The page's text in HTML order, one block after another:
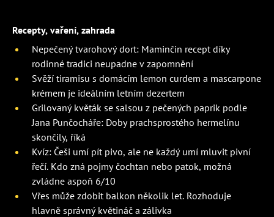
Recepty, vaření, zahrada
Nepečený tvarohový dort: Maminčin recept díky
rodinné tradici neupadne v zapomnění
Svěží tiramisu s domácím lemon curdem a mascarpone
krémem je ideálním letním dezertem
Grilovaný květák se salsou z pečených paprik podle
Jana Punčocháře: Doby prachsprostého hermelínu
skončily, říká
Kvíz: Češi umí pít pivo, ale ne každý umí mluvit pivní
řečí. Kdo zná pojmy čochtan nebo patok, možná
zvládne aspoň 6/10
Vřes může zdobit balkon několik let. Rozhoduje
hlavně správný květináč a zálivka